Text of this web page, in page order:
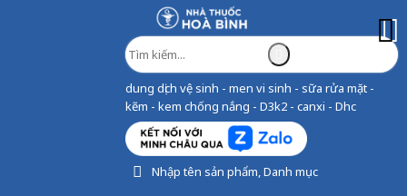
dung dịch vệ sinh - men vi sinh - sữa rửa mặt -
kẽm - kem chống nắng - D3k2 - canxi - Dhc
Nhập tên sản phẩm, Danh mục